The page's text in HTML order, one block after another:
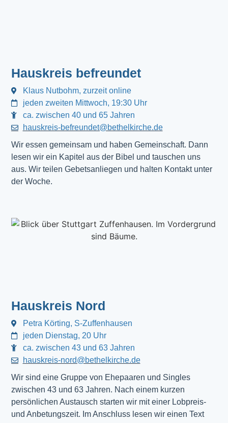
Hauskreis befreundet
Klaus Nutbohm, zurzeit online
jeden zweiten Mittwoch, 19:30 Uhr
ca. zwischen 40 und 65 Jahren
hauskreis-befreundet@bethelkirche.de
Wir essen gemeinsam und haben Gemeinschaft. Dann
lesen wir ein Kapitel aus der Bibel und tauschen uns
aus. Wir teilen Gebetsanliegen und halten Kontakt unter
der Woche.
Hauskreis Nord
Petra Körting, S-Zuffenhausen
jeden Dienstag, 20 Uhr
ca. zwischen 43 und 63 Jahren
hauskreis-nord@bethelkirche.de
Wir sind eine Gruppe von Ehepaaren und Singles
zwischen 43 und 63 Jahren. Nach einem kurzen
persönlichen Austausch starten wir mit einer Lobpreis-
und Anbetungszeit. Im Anschluss lesen wir einen Text